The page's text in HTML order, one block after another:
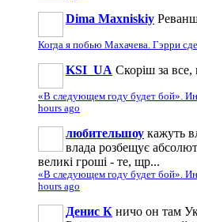
Dima Maxniskiy
Когда я побью Махачева. Гэрри
KSI_UA Скоріш за
«В следующем году будет бой».
hours ago
любительшоу кажуть
влада розбещує
великі гроші - те, щр...
«В следующем году будет бой».
hours ago
Денис К ничо он там